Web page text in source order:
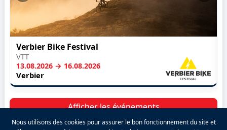
Verbier Bike Festival
VTT
13.08.2026 → 16.08.2026
Verbier
Afficher les événements
Nous utilisons des cookies pour assurer le bon fonctionnement du site et